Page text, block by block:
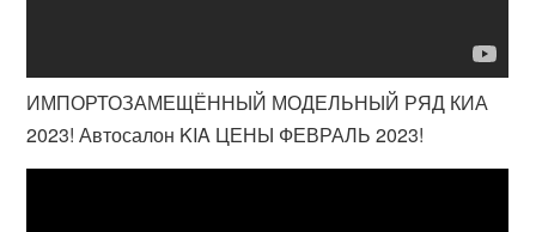
ИМПОРТОЗАМЕЩЁННЫЙ МОДЕЛЬНЫЙ РЯД КИА
2023! Автосалон KIA ЦЕНЫ ФЕВРАЛЬ 2023!